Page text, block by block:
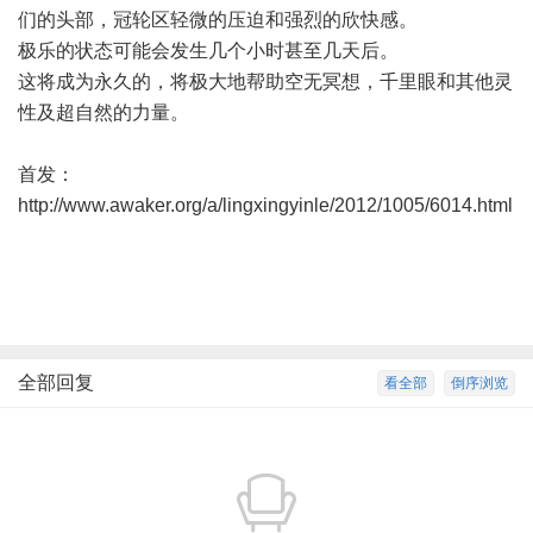
们的头部，冠轮区轻微的压迫和强烈的欣快感。
极乐的状态可能会发生几个小时甚至几天后。
这将成为永久的，将极大地帮助空无冥想，千里眼和其他灵
性及超自然的力量。
首发：
http://www.awaker.org/a/lingxingyinle/2012/1005/6014.html
倒序浏览
看全部
全部回复